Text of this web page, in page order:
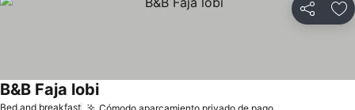
Compartir
Bed and breakfast Cómodo aparcamiento privado de pago
B&B Faja lobi